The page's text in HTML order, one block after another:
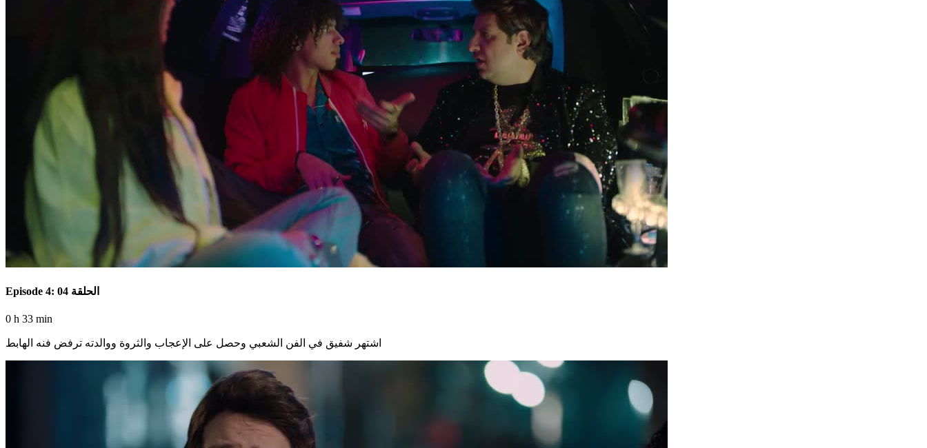
Episode 4: الحلقة 04
0 h 33 min
اشتهر شفيق في الفن الشعبي وحصل على الإعجاب والثروة ووالدته ترفض فنه الهابط